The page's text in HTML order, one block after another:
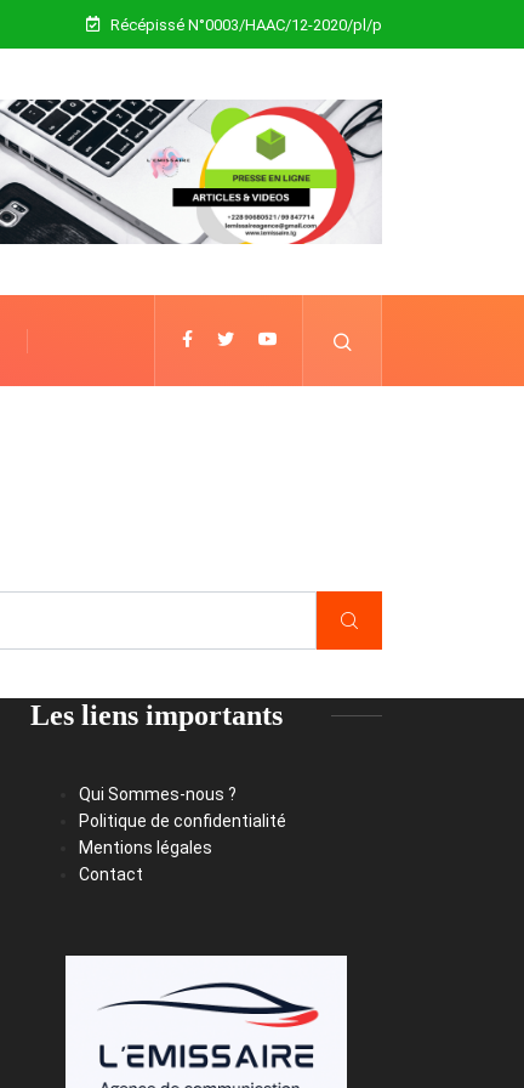
Récépissé N°0003/HAAC/12-2020/pl/p
Les liens importants
Qui Sommes-nous ?
Politique de confidentialité
Mentions légales
Contact